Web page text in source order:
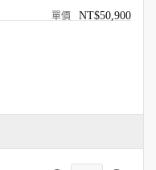
NT$50,900